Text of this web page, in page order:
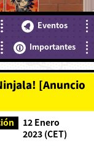
Eventos
Importantes
[Anuncio
12 Enero
2023 (CET)